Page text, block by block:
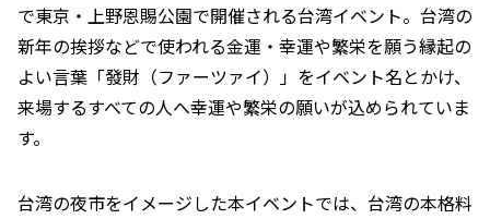
で東京・上野恩賜公園で開催される台湾イベント。台湾の
新年の挨拶などで使われる金運・幸運や繁栄を願う縁起の
よい言葉「發財（ファーツァイ）」をイベント名とかけ、
来場するすべての人へ幸運や繁栄の願いが込められていま
す。
台湾の夜市をイメージした本イベントでは、台湾の本格料